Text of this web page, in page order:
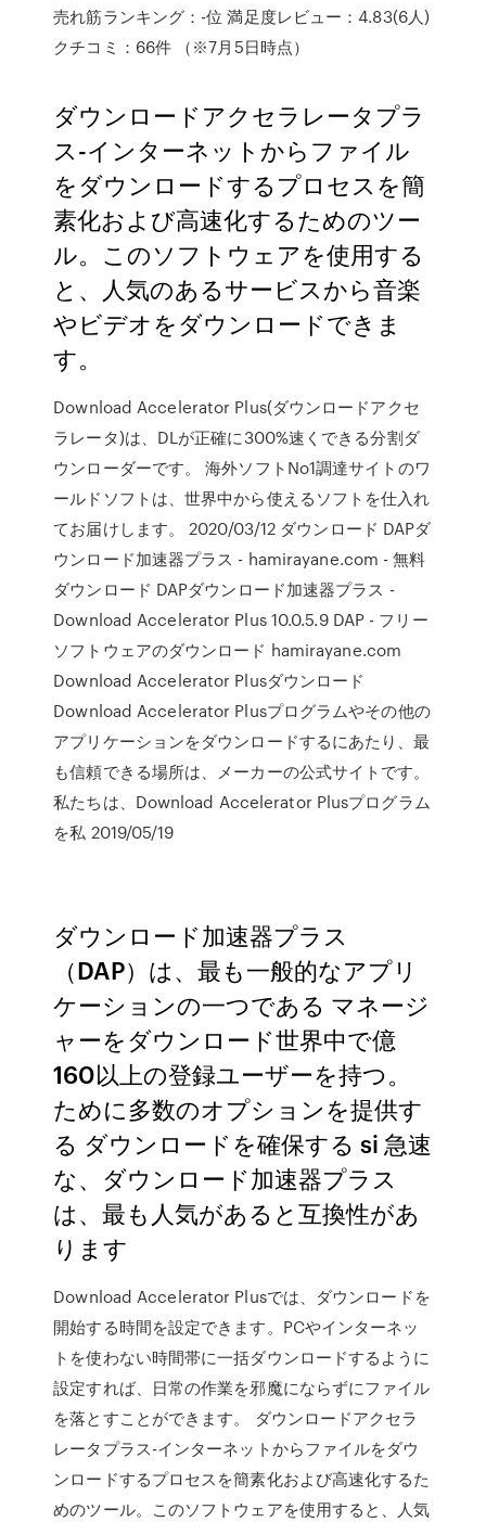
売れ筋ランキング：-位 満足度レビュー：4.83(6人)
クチコミ：66件 （※7月5日時点）
ダウンロードアクセラレータプラ
ス-インターネットからファイル
をダウンロードするプロセスを簡
素化および高速化するためのツー
ル。このソフトウェアを使用する
と、人気のあるサービスから音楽
やビデオをダウンロードできま
す。
Download Accelerator Plus(ダウンロードアクセ
ラレータ)は、DLが正確に300%速くできる分割ダ
ウンローダーです。 海外ソフトNo1調達サイトのワ
ールドソフトは、世界中から使えるソフトを仕入れ
てお届けします。 2020/03/12 ダウンロード DAPダ
ウンロード加速器プラス - hamirayane.com - 無料
ダウンロード DAPダウンロード加速器プラス -
Download Accelerator Plus 10.0.5.9 DAP - フリー
ソフトウェアのダウンロード hamirayane.com
Download Accelerator Plusダウンロード
Download Accelerator Plusプログラムやその他の
アプリケーションをダウンロードするにあたり、最
も信頼できる場所は、メーカーの公式サイトです。
私たちは、Download Accelerator Plusプログラム
を私 2019/05/19
ダウンロード加速器プラス
（DAP）は、最も一般的なアプリ
ケーションの一つである マネージ
ャーをダウンロード世界中で億
160以上の登録ユーザーを持つ。
ために多数のオプションを提供す
る ダウンロードを確保する si 急速
な、ダウンロード加速器プラス
は、最も人気があると互換性があ
ります
Download Accelerator Plusでは、ダウンロードを
開始する時間を設定できます。PCやインターネッ
トを使わない時間帯に一括ダウンロードするように
設定すれば、日常の作業を邪魔にならずにファイル
を落とすことができます。 ダウンロードアクセラ
レータプラス-インターネットからファイルをダウ
ンロードするプロセスを簡素化および高速化するた
めのツール。このソフトウェアを使用すると、人気